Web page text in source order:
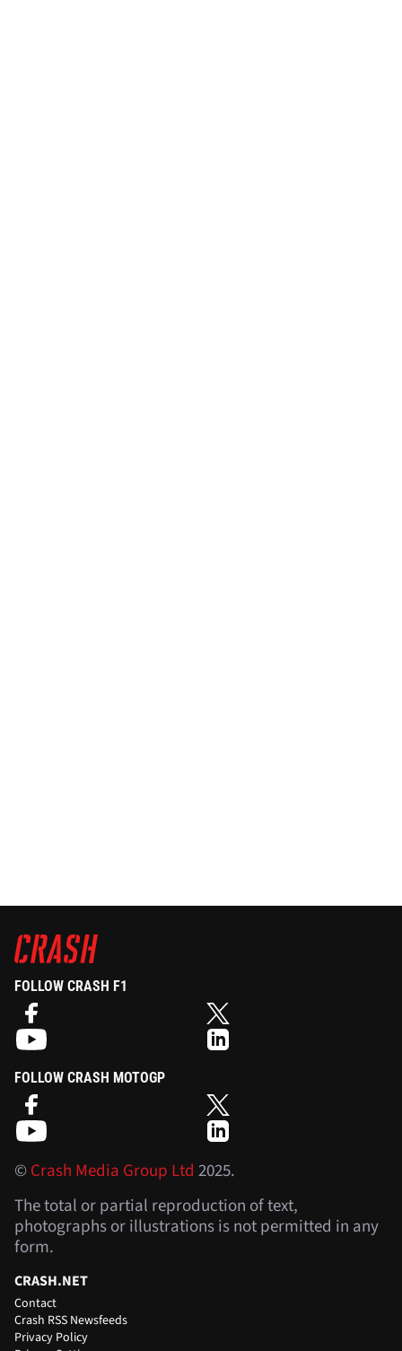
FOLLOW CRASH F1
FOLLOW CRASH MOTOGP
©Crash Media Group Ltd 2025.
The total or partial reproduction of text,
photographs or illustrations is not permitted in any
form.
CRASH.NET
Contact
Crash RSS Newsfeeds
Privacy Policy